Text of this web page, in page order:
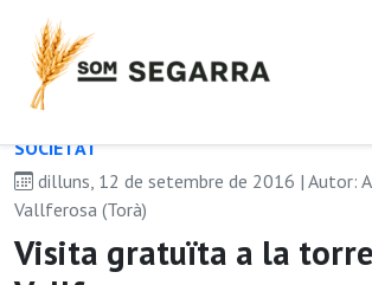
SOCIETAT
dilluns, 12 de setembre de 2016 | Autor:
Vallferosa (Torà)
Visita gratuïta a la